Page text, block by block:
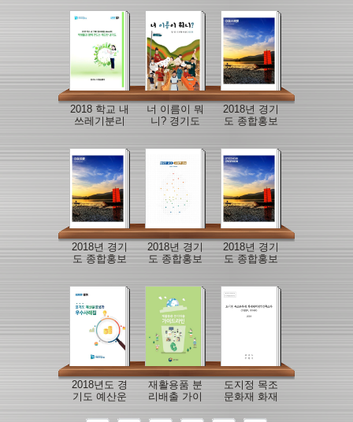
2018 학교 내
쓰레기분리
함께
너 이름이 뭐
니? 경기도
2018년 경기
도 종합홍보
2018년 경기
도 종합홍보
2018년 경기
도 종합홍보
2018년 경기
도 종합홍보
2018년도 경
기도 예산운
재활용품 분
리배출 가이
도지정 목조
문화재 화재